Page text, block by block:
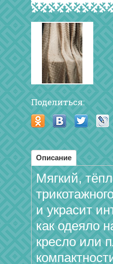
Поделиться:
Описание
Мягкий,
и украсит
как одеяло
кресло или